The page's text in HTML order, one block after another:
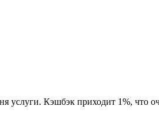
услуги. Кэшбэк приходит 1%, что